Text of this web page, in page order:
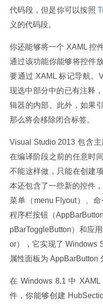
代码段，但是你可以按照
义的代码段。
你还能够将一个 XAML 控
通过该功能你能够将控件
要通过 XAML 标记导航。
现选中部分中的已有注释
辑器的内部。此外，如果
那么将会移除闭合标签。
Visual Studio 2013 包含
在编译阶段之前的任意时
不能这样做，只能在创建
本还包含了一些新的控件
菜单（menu Flyout）、
程序栏按钮（
pBarToggleButton）和应
or），它实现了 Windows
属性面板为 AppBarButton
在 Windows 8.1 中
件，你能够创建